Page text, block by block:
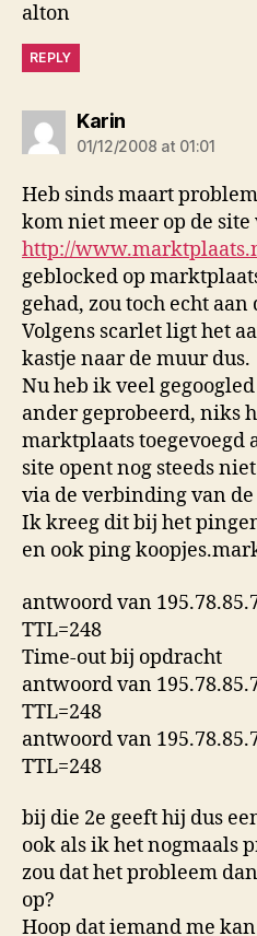
alton
REPLY
Karinsays:
01/12/2008 at 01:01
Heb sinds maart
kom niet meer op de site
http://
geblocked op
gehad, zou toch echt
Volgens scarlet ligt het
kastje naar de muur dus.
Nu heb ik veel
ander geprobeerd, niks
marktplaats toegevoegd
site opent nog steeds
via de verbinding van
Ik kreeg dit bij het
en ook ping
antwoord van
TTL=248
Time-out bij opdracht
antwoord van
TTL=248
antwoord van
TTL=248
bij die 2e geeft hij dus
ook als ik het nogmaals
zou dat het probleem
op?
Hoop dat iemand me